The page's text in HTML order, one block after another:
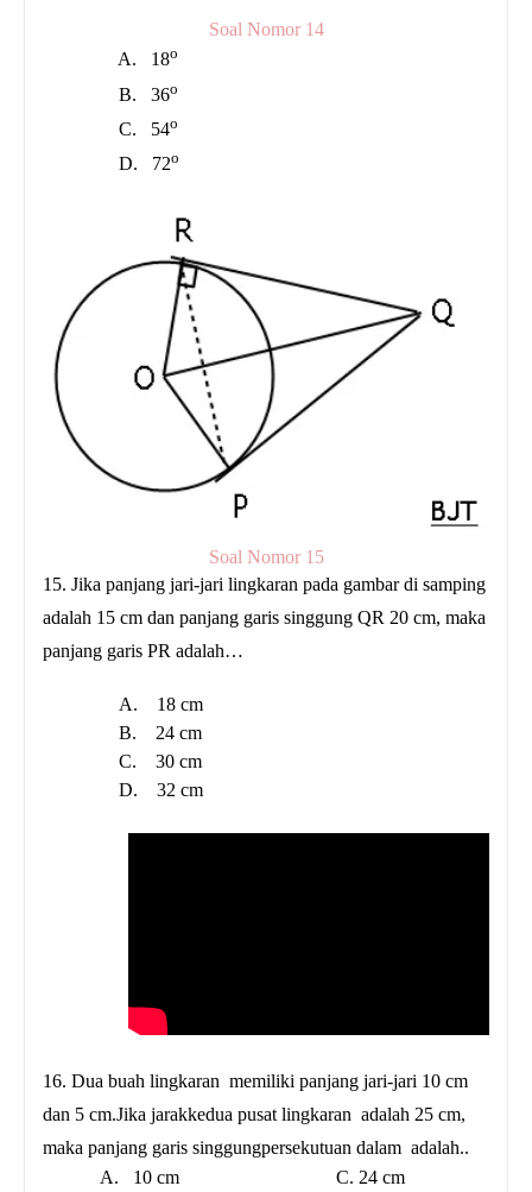
Soal Nomor 14
A.
18o
B. 36o
C. 54o
D. 72o
Soal Nomor 15
15. Jika panjang jari-jari lingkaran pada gambar di samping
adalah 15 cm dan panjang garis singgung QR 20 cm, maka
panjang garis PR adalah…
A.
18 cm
B.
24 cm
C.
30 cm
D.
32 cm
16. Dua buah lingkaran memiliki panjang jari-jari 10 cm
dan 5 cm.Jika jarakkedua pusat lingkaran adalah 25 cm,
maka panjang garis singgungpersekutuan dalam adalah..
A.
10 cm C. 24 cm